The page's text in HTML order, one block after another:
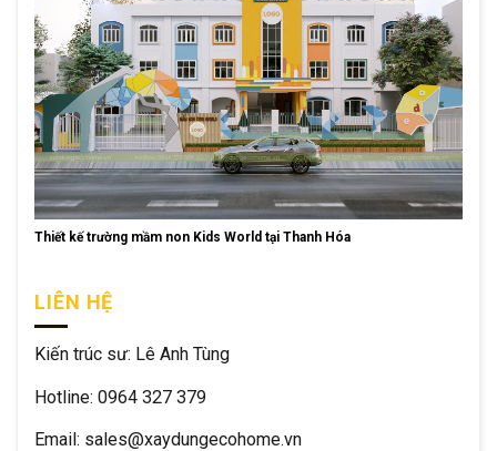
Thiết kế trường mầm non Kids World tại Thanh Hóa
LIÊN HỆ
Kiến trúc sư: Lê Anh Tùng
Hotline: 0964 327 379
Email: sales@xaydungecohome.vn